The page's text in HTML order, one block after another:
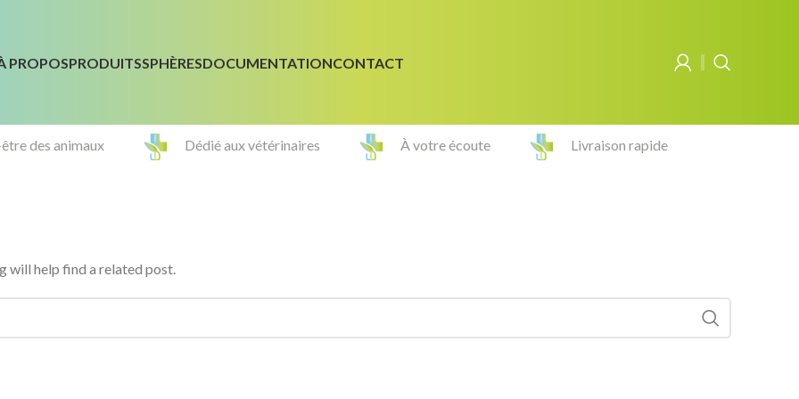
PROPOSPRODUITSSPHÈRESDOCUMENTATIONCONTACT
des animaux Dédié aux vétérinaires À votre écoute Livraison rapide
will help find a related post.